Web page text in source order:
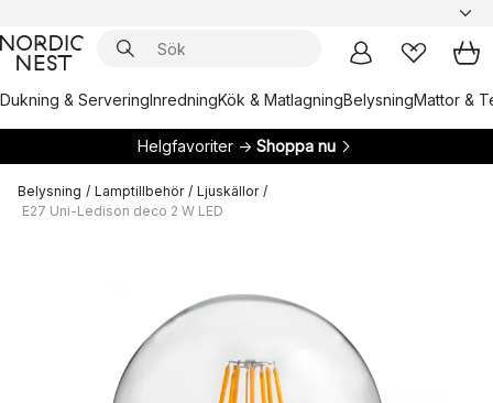
Dukning & ServeringInredningKök & MatlagningBelysningMattor &
Helgfavoriter → Shoppa nu
Belysning / Lamptillbehör / Ljuskällor /
E27 Uni-Ledison deco 2 W LED